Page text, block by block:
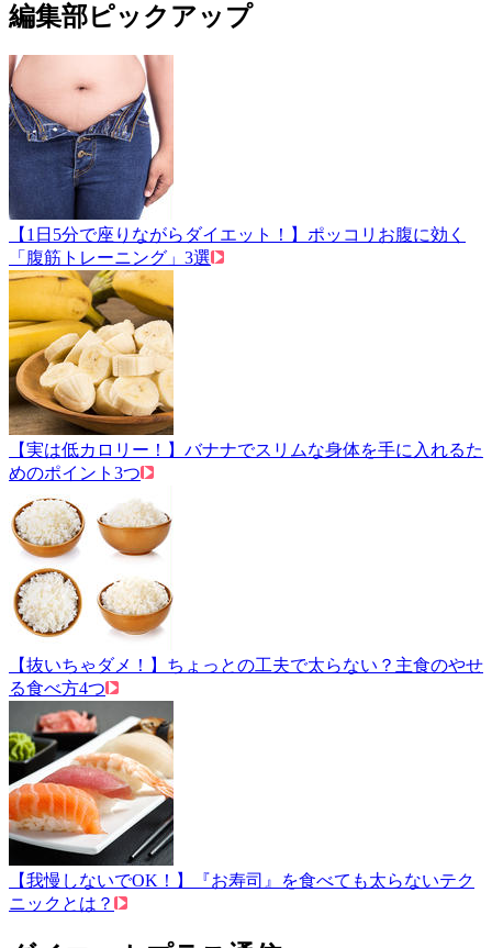
編集部ピックアップ
【1日5分で座りながらダイエット！】ポッコリお腹に効く
「腹筋トレーニング」3選
【実は低カロリー！】バナナでスリムな身体を手に入れるた
めのポイント3つ
【抜いちゃダメ！】ちょっとの工夫で太らない？主食のやせ
る食べ方4つ
【我慢しないでOK！】『お寿司』を食べても太らないテク
ニックとは？